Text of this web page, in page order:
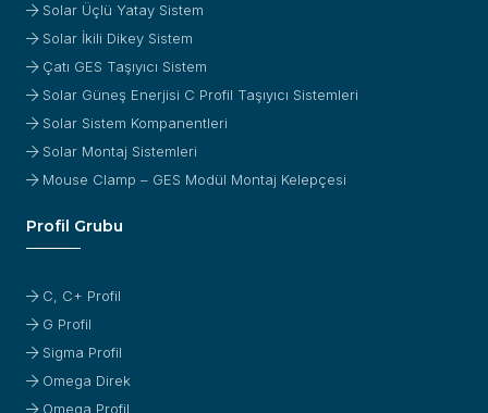
Solar Üçlü Yatay Sistem
Solar İkili Dikey Sistem
Çatı GES Taşıyıcı Sistem
Solar Güneş Enerjisi C Profil Taşıyıcı Sistemleri
Solar Sistem Kompanentleri
Solar Montaj Sistemleri
Mouse Clamp – GES Modül Montaj Kelepçesi
Profil Grubu
C, C+ Profil
G Profil
Sigma Profil
Omega Direk
Omega Profil